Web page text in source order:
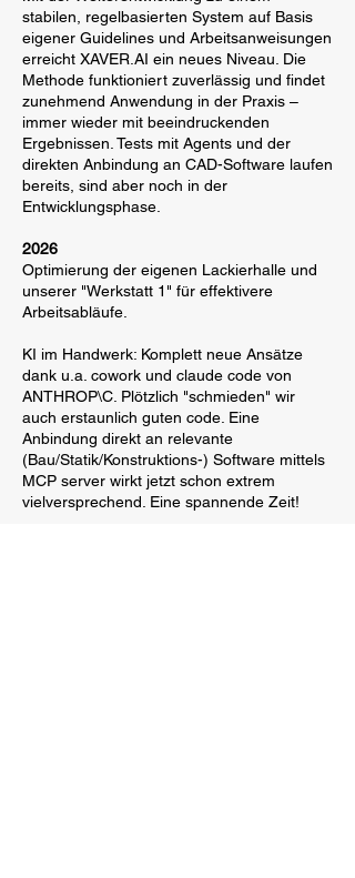
stabilen, regelbasierten System auf Basis
eigener Guidelines und Arbeitsanweisungen
erreicht XAVER.AI ein neues Niveau. Die
Methode funktioniert zuverlässig und findet
zunehmend Anwendung in der Praxis –
immer wieder mit beeindruckenden
Ergebnissen. Tests mit Agents und der
direkten Anbindung an CAD-Software laufen
bereits, sind aber noch in der
Entwicklungsphase.
2026
Optimierung der eigenen Lackierhalle und
unserer "Werkstatt 1" für effektivere
Arbeitsabläufe.
KI im Handwerk: Komplett neue Ansätze
dank u.a. cowork und claude code von
ANTHROP\C. Plötzlich "schmieden" wir
auch erstaunlich guten code. Eine
Anbindung direkt an relevante
(Bau/Statik/Konstruktions-) Software mittels
MCP server wirkt jetzt schon extrem
vielversprechend. Eine spannende Zeit!